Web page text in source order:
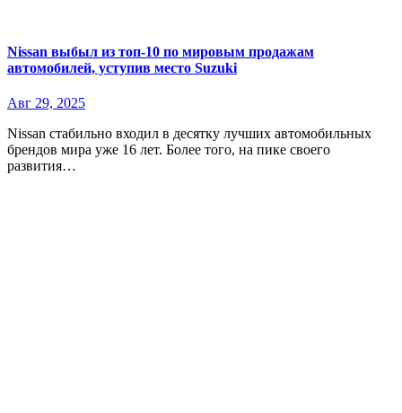
Nissan выбыл из топ-10 по мировым продажам
автомобилей, уступив место Suzuki
Авг 29, 2025
Nissan стабильно входил в десятку лучших автомобильных
брендов мира уже 16 лет. Более того, на пике своего
развития…